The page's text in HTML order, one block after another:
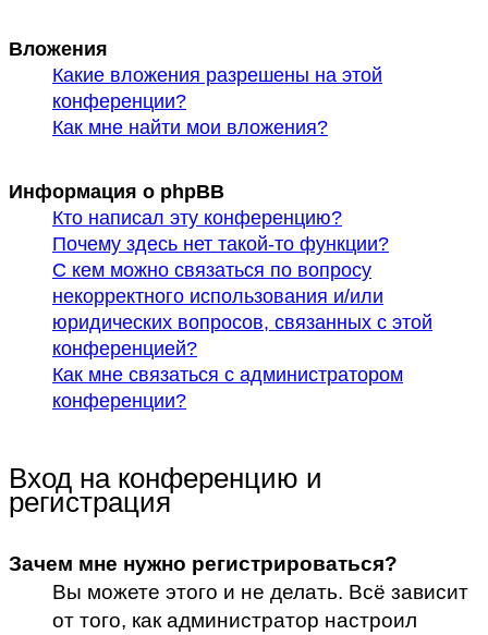
Вложения
Какие вложения разрешены на этой
конференции?
Как мне найти мои вложения?
Информация о phpBB
Кто написал эту конференцию?
Почему здесь нет такой-то функции?
С кем можно связаться по вопросу
некорректного использования и/или
юридических вопросов, связанных с этой
конференцией?
Как мне связаться с администратором
конференции?
Вход на конференцию и
регистрация
Зачем мне нужно регистрироваться?
Вы можете этого и не делать. Всё зависит
от того, как администратор настроил